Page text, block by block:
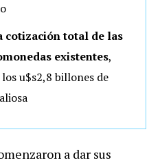
cotización total de las
existentes,
u$s2,8 billones de
a dar sus